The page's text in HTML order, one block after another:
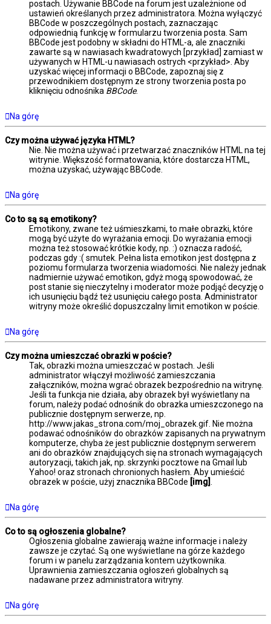
postach. Używanie BBCode na forum jest uzależnione od
ustawień określanych przez administratora. Można wyłączyć
BBCode w poszczególnych postach, zaznaczając
odpowiednią funkcję w formularzu tworzenia posta. Sam
BBCode jest podobny w składni do HTML-a, ale znaczniki
zawarte są w nawiasach kwadratowych [przykład] zamiast w
używanych w HTML-u nawiasach ostrych <przykład>. Aby
uzyskać więcej informacji o BBCode, zapoznaj się z
przewodnikiem dostępnym ze strony tworzenia posta po
kliknięciu odnośnika BBCode.
Na górę
Czy można używać języka HTML?
Nie. Nie można używać i przetwarzać znaczników HTML na tej
witrynie. Większość formatowania, które dostarcza HTML,
można uzyskać, używając BBCode.
Na górę
Co to są są emotikony?
Emotikony, zwane też uśmieszkami, to małe obrazki, które
mogą być użyte do wyrażania emocji. Do wyrażania emocji
można też stosować krótkie kody, np. :) oznacza radość,
podczas gdy :( smutek. Pełna lista emotikon jest dostępna z
poziomu formularza tworzenia wiadomości. Nie należy jednak
nadmiernie używać emotikon, gdyż mogą spowodować, że
post stanie się nieczytelny i moderator może podjąć decyzję o
ich usunięciu bądź też usunięciu całego posta. Administrator
witryny może określić dopuszczalny limit emotikon w poście.
Na górę
Czy można umieszczać obrazki w poście?
Tak, obrazki można umieszczać w postach. Jeśli
administrator włączył możliwość zamieszczania
załączników, można wgrać obrazek bezpośrednio na witrynę.
Jeśli ta funkcja nie działa, aby obrazek był wyświetlany na
forum, należy podać odnośnik do obrazka umieszczonego na
publicznie dostępnym serwerze, np.
http://www.jakas_strona.com/moj_obrazek.gif. Nie można
podawać odnośników do obrazków zapisanych na prywatnym
komputerze, chyba że jest publicznie dostępnym serwerem
ani do obrazków znajdujących się na stronach wymagających
autoryzacji, takich jak, np. skrzynki pocztowe na Gmail lub
Yahoo! oraz stronach chronionych hasłem. Aby umieścić
obrazek w poście, użyj znacznika BBCode [img].
Na górę
Co to są ogłoszenia globalne?
Ogłoszenia globalne zawierają ważne informacje i należy
zawsze je czytać. Są one wyświetlane na górze każdego
forum i w panelu zarządzania kontem użytkownika.
Uprawnienia zamieszczania ogłoszeń globalnych są
nadawane przez administratora witryny.
Na górę